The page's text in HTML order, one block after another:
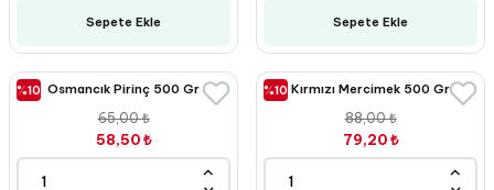
Sepete Ekle Sepete Ekle
%10 Osmancık Pirinç 500 Gr
65,00 ₺
58,50 ₺
%10 Kırmızı Mercimek 500 Gr
88,00 ₺
79,20 ₺